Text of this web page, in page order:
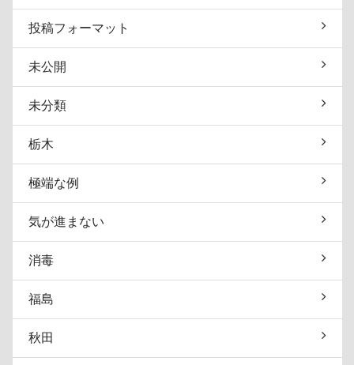
投稿フォーマット
未公開
未分類
栃木
極端な例
気が進まない
消毒
福島
秋田